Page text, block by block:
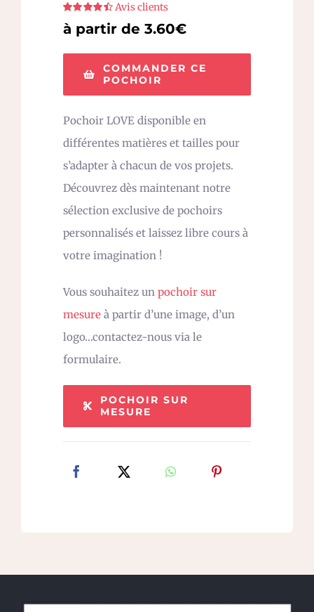
Note
sur
5
Avis clients
à partir de 3.60€
COMMANDER CE
POCHOIR
Pochoir LOVE disponible en
différentes matières et tailles pour
s’adapter à chacun de vos projets.
Découvrez dès maintenant notre
sélection exclusive de pochoirs
personnalisés et laissez libre cours à
votre imagination !
Vous souhaitez un pochoir sur
mesure à partir d’une image, d’un
logo…contactez-nous via le
formulaire.
POCHOIR SUR
MESURE